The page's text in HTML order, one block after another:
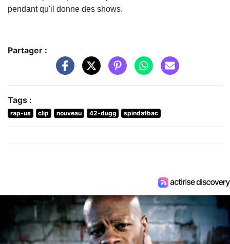
pendant qu'il donne des shows.
Partager :
Tags :
rap-us clip nouveau 42-dugg spindatbac